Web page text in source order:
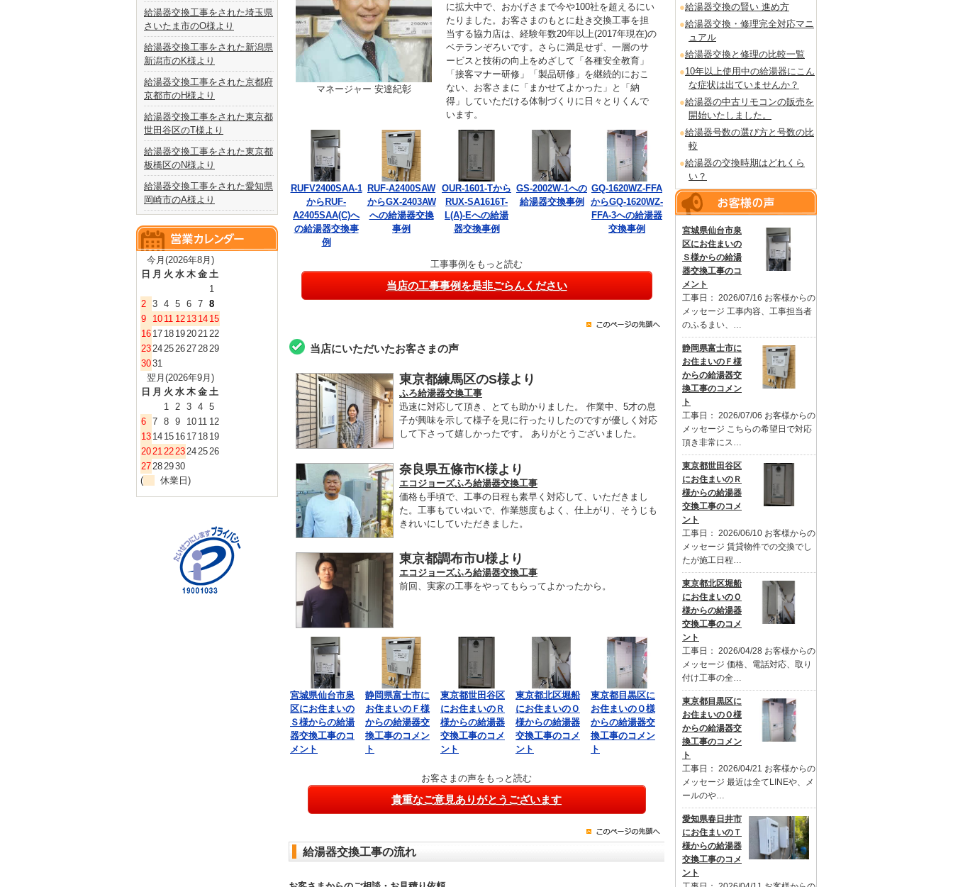
給湯器交換工事をされた埼玉県
さいたま市のO様より
給湯器交換工事をされた新潟県
新潟市のK様より
給湯器交換工事をされた京都府
京都市のH様より
給湯器交換工事をされた東京都
世田谷区のT様より
給湯器交換工事をされた東京都
板橋区のN様より
給湯器交換工事をされた愛知県
岡崎市のA様より
今月(2026年8月)
日 月 火 水 木 金 土
1
2 3 4 5 6 7 8
9
10 11 12 13 14 15
16 17 18 19202122
23242526272829
3031
翌月(2026年9月)
日 月 火 水 木 金 土
1 2 3 4 5
6 7 8 9 10 11 12
13 14 15 16 17 18 19
20212223242526
27282930
(
休業日)
給湯器交換の賢い 進め方
給湯器交換・修理完全対応マニ
ュアル
給湯器交換と修理の比較一覧
10年以上使用中の給湯器にこん
な症状は出ていませんか？
給湯器の中古リモコンの販売を
開始いたしました。
給湯器号数の選び方と号数の比
較
給湯器の交換時期はどれくら
い？
宮城県仙台市泉
区にお住まいの
Ｓ様からの給湯
器交換工事のコ
メント
工事日： 2026/07/16 お客様からの
メッセージ 工事内容、工事担当者
のふるまい、…
静岡県富士市に
お住まいのＦ様
からの給湯器交
換工事のコメン
ト
工事日： 2026/07/06 お客様からの
メッセージ こちらの希望日で対応
頂き非常にス…
東京都世田谷区
にお住まいのＲ
様からの給湯器
交換工事のコメ
ント
工事日： 2026/06/10 お客様からの
メッセージ 賃貸物件での交換でし
たが施工日程…
東京都北区堀船
にお住まいのＯ
様からの給湯器
交換工事のコメ
ント
工事日： 2026/04/28 お客様からの
メッセージ 価格、電話対応、取り
付け工事の全…
東京都目黒区に
お住まいのＯ様
からの給湯器交
換工事のコメン
ト
工事日： 2026/04/21 お客様からの
メッセージ 最近は全てLINEや、メ
ールのや…
愛知県春日井市
にお住まいのＴ
様からの給湯器
交換工事のコメ
ント
マネージャー 安達紀彰
に拡大中で、おかげさまで今や100社を超えるにい
たりました。お客さまのもとに赴き交換工事を担
当する協力店は、経験年数20年以上(2017年現在)の
ベテランぞろいです。さらに満足せず、一層のサ
ービスと技術の向上をめざして「各種安全教育」
「接客マナー研修」「製品研修」を継続的におこ
ない、お客さまに「まかせてよかった」と「納
得」していただける体制づくりに日々とりくんで
います。
RUFV2400SAA-1
からRUF-
A2405SAA(C)へ
の給湯器交換事
例
RUF-A2400SAW
からGX-2403AW
への給湯器交換
事例
OUR-1601-Tから
RUX-SA1616T-
L(A)-Eへの給湯
器交換事例
GS-2002W-1への
給湯器交換事例
GQ-1620WZ-FFA
からGQ-1620WZ-
FFA-3への給湯器
交換事例
工事事例をもっと読む
当店の工事事例を是非ごらんください
当店にいただいたお客さまの声
東京都練馬区のS様より
ふろ給湯器交換工事
迅速に対応して頂き、とても助かりました。 作業中、5才の息
子が興味を示して様子を見に行ったりしたのですが優しく対応
して下さって嬉しかったです。 ありがとうございました。
奈良県五條市K様より
エコジョーズふろ給湯器交換工事
価格も手頃で、工事の日程も素早く対応して、いただきまし
た。工事もていねいで、作業態度もよく、仕上がり、そうじも
きれいにしていただきました。
東京都調布市U様より
エコジョーズふろ給湯器交換工事
前回、実家の工事をやってもらってよかったから。
宮城県仙台市泉
区にお住まいの
Ｓ様からの給湯
器交換工事のコ
メント
静岡県富士市に
お住まいのＦ様
からの給湯器交
換工事のコメン
ト
東京都世田谷区
にお住まいのＲ
様からの給湯器
交換工事のコメ
ント
東京都北区堀船
にお住まいのＯ
様からの給湯器
交換工事のコメ
ント
東京都目黒区に
お住まいのＯ様
からの給湯器交
換工事のコメン
ト
お客さまの声をもっと読む
貴重なご意見ありがとうございます
給湯器交換工事の流れ